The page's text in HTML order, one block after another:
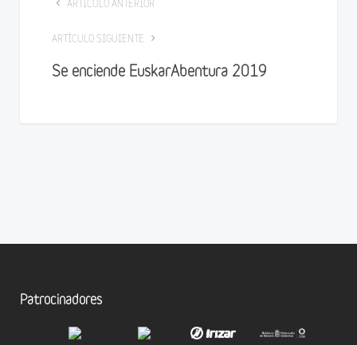
ARTÍCULO ANTERIOR
ARTÍCULO SIGUIENTE
Se enciende EuskarAbentura 2019
Patrocinadores